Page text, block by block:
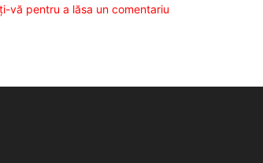
vă pentru a lăsa un comentariu